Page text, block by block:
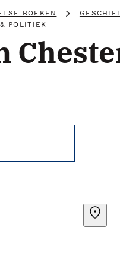
BOEKEN
POLITIEK